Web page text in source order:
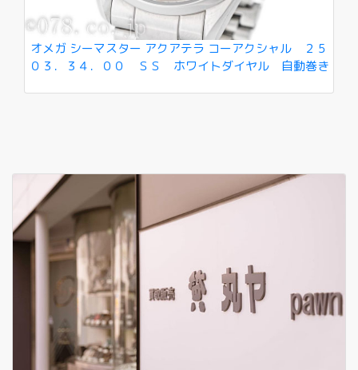
オメガ シーマスター アクアテラ コーアクシャル ２５
０３．３４．００ ＳＳ ホワイトダイヤル 自動巻き